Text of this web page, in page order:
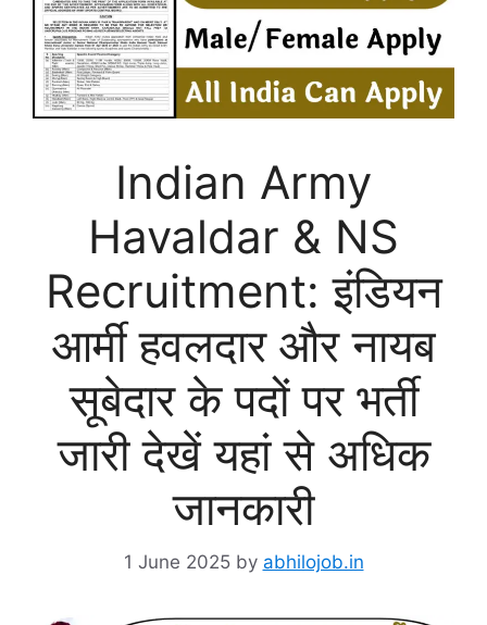
Indian Army
Havaldar & NS
Recruitment: इंडियन
आर्मी हवलदार और नायब
सूबेदार के पदों पर भर्ती
जारी देखें यहां से अधिक
जानकारी
1 June 2025 by abhilojob.in